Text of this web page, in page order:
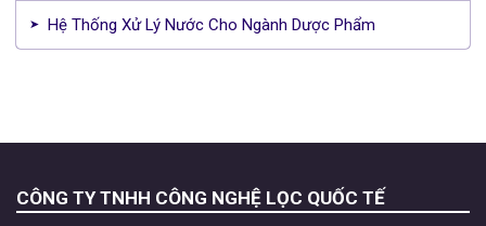
Hệ Thống Xử Lý Nước Cho Ngành Dược Phẩm
CÔNG TY TNHH CÔNG NGHỆ LỌC QUỐC TẾ